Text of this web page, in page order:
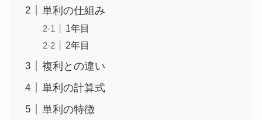
単利の仕組み
1年目
2年目
複利との違い
単利の計算式
単利の特徴